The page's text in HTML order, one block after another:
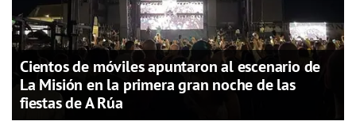
Cientos de móviles apuntaron al escenario de
La Misión en la primera gran noche de las
fiestas de A Rúa